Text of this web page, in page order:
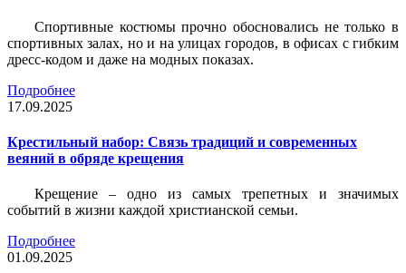
Спортивные костюмы прочно обосновались не только в
спортивных залах, но и на улицах городов, в офисах с гибким
дресс-кодом и даже на модных показах.
Подробнее
17.09.2025
Крестильный набор: Связь традиций и современных
веяний в обряде крещения
Крещение – одно из самых трепетных и значимых
событий в жизни каждой христианской семьи.
Подробнее
01.09.2025